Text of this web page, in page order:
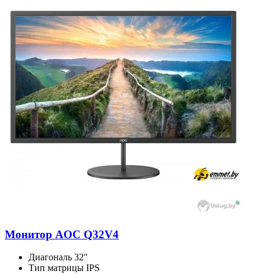
Монитор AOC Q32V4
Диагональ 32″
Тип матрицы IPS